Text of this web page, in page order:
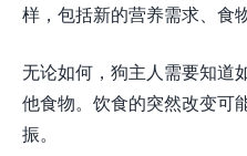
样，包括新的营养需求、食
无论如何，狗主人需要知道
他食物。饮食的突然改变可
振。